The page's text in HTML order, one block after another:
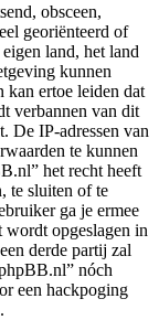
obsceen,
georiënteerd of
land, het land
kunnen
kan ertoe leiden dat
verbannen van dit
De IP-adressen van
te kunnen
het recht heeft
te sluiten of te
ga je ermee
opgeslagen in
derde partij zal
nóch
een hackpoging